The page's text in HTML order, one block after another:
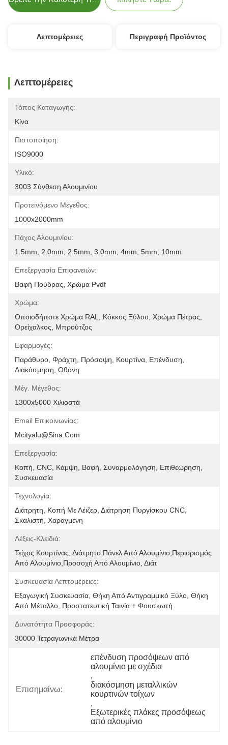
Λεπτομέρειες Περιγραφή Προϊόντος
Λεπτομέρειες
Τόπος Καταγωγής:
Κίνα
Πιστοποίηση:
ISO9000
Υλικό:
3003 Σύνθεση Αλουμινίου
Προτεινόμενο Μέγεθος:
1000x2000mm
Πάχος Αλουμινίου:
1.5mm, 2.0mm, 2.5mm, 3.0mm, 4mm, 5mm, 10mm
Επεξεργασία Επιφανειών:
Βαφή Πούδρας, Χρώμα Pvdf
Χρώμα:
Οποιοδήποτε Χρώμα RAL, Κόκκος Ξύλου, Χρώμα Πέτρας,
Ορείχαλκος, Μπρούτζος
Εφαρμογές:
Παράθυρο, Φράχτη, Πρόσοψη, Κουρτίνα, Επένδυση,
Διακόσμηση, Οθόνη
Μέγ. Μέγεθος:
1300x5000 Χιλιοστά
Email Επικοινωνίας:
Mcityalu@sina.com
Επεξεργασία:
Κοπή, CNC, Κάμψη, Βαφή, Συναρμολόγηση, Επιθεώρηση,
Συσκευασία
Τεχνολογία:
Διάτρητη, Κοπή Με Λέιζερ, Διάτρηση Πυργίσκου CNC,
Σκαλιστή, Χαραγμένη
Λέξεις-Κλειδιά:
Τείχος Κουρτίνας, Διάτρητο Πάνελ Από Αλουμίνιο,περιορισμός
Από Αλουμίνιο,προσοχή Από Αλουμίνιο, Διάτ
Συσκευασία Λεπτομέρειες:
Εξαγωγική Συσκευασία, Θήκη Από Αντιγραμμικό Ξύλο, Θήκη
Από Μέταλλο, Προστατευτική Ταινία + Φουσκωτή
Δυνατότητα Προσφοράς:
30000 Τετραγωνικά Μέτρα
Επισημαίνω:
επένδυση προσόψεων από
αλουμίνιο με σχέδια
,
διακόσμηση μεταλλικών
κουρτινών τοίχων
,
Εξωτερικές πλάκες προσόψεως
από αλουμίνιο